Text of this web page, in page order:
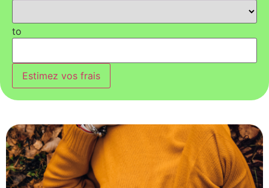
to
Estimez vos frais